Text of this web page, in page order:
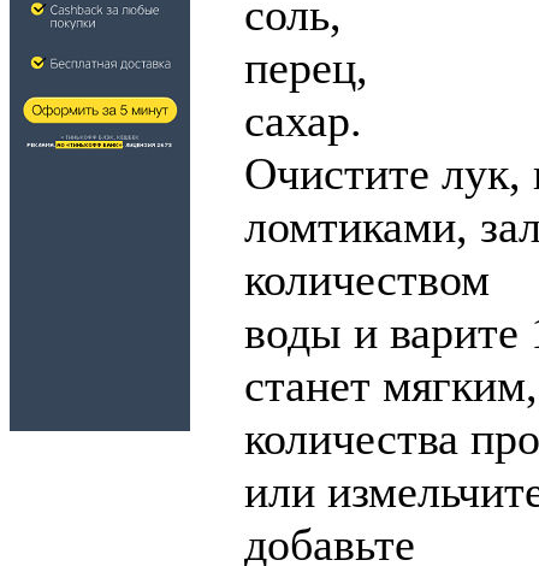
соль,
перец,
сахар.
Очистите лук,
ломтиками,
количеством
воды и варите
станет
количества
или
добавьте